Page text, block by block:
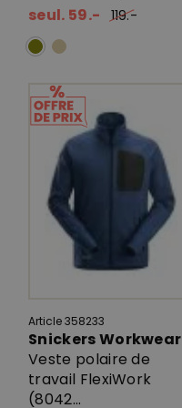
seul. 59.-
119.-
Article 358233
Snickers Workwear
Veste polaire de
travail FlexiWork
(8042...